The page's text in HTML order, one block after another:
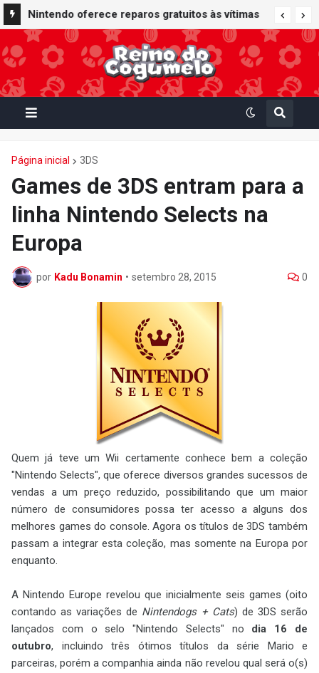
Nintendo oferece reparos gratuitos às vítimas
do terremoto de Kumamoto e doa 50 milhões
de ienes à Cruz Vermelha
Página inicial 3DS
Games de 3DS entram para a
linha Nintendo Selects na
Europa
por Kadu Bonamin • setembro 28, 2015 0
Quem já teve um Wii certamente conhece bem a coleção
"Nintendo Selects", que oferece diversos grandes sucessos de
vendas a um preço reduzido, possibilitando que um maior
número de consumidores possa ter acesso a alguns dos
melhores games do console. Agora os títulos de 3DS também
passam a integrar esta coleção, mas somente na Europa por
enquanto.
A Nintendo Europe revelou que inicialmente seis games (oito
contando as variações de Nintendogs + Cats) de 3DS serão
lançados com o selo "Nintendo Selects" no dia 16 de
outubro, incluindo três ótimos títulos da série Mario e
parceiras, porém a companhia ainda não revelou qual será o(s)